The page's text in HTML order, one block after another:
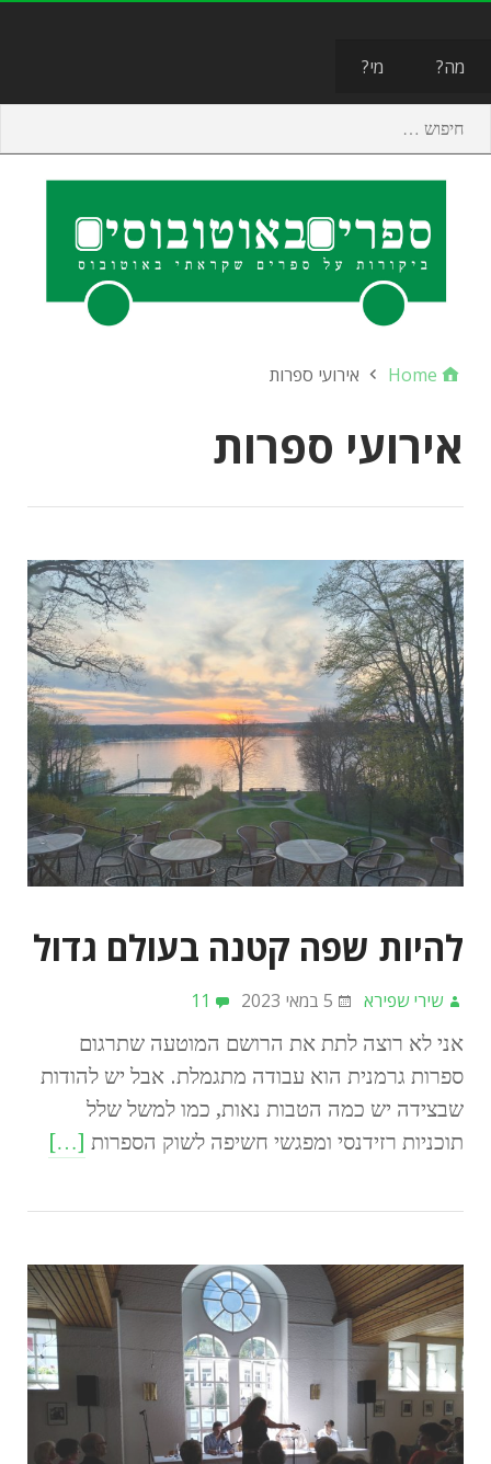
מה? מי?
Home אירועי ספרות
אירועי ספרות
להיות שפה קטנה בעולם גדול
שירי שפירא 5 במאי 2023 11
אני לא רוצה לתת את הרושם המוטעה שתרגום
ספרות גרמנית הוא עבודה מתגמלת. אבל יש להודות
שבצידה יש כמה הטבות נאות, כמו למשל שלל
תוכניות רזידנסי ומפגשי חשיפה לשוק הספרות […]